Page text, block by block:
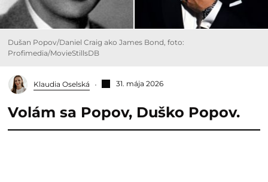
Dušan Popov/Daniel Craig ako James Bond, foto:
Profimedia/MovieStillsDB
Klaudia Oselská 31. mája 2026
Volám sa Popov, Duško Popov.